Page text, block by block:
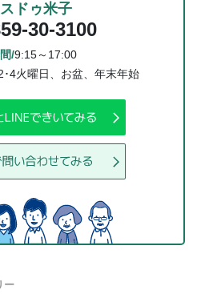
ドゥ米子
30-3100
/9:15～17:00
･4火曜日、お盆、年末年始
ー